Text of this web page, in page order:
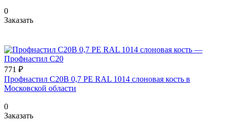
0
Заказать
771 ₽
Профнастил С20В 0,7 PE RAL 1014 слоновая кость в
Московской области
0
Заказать